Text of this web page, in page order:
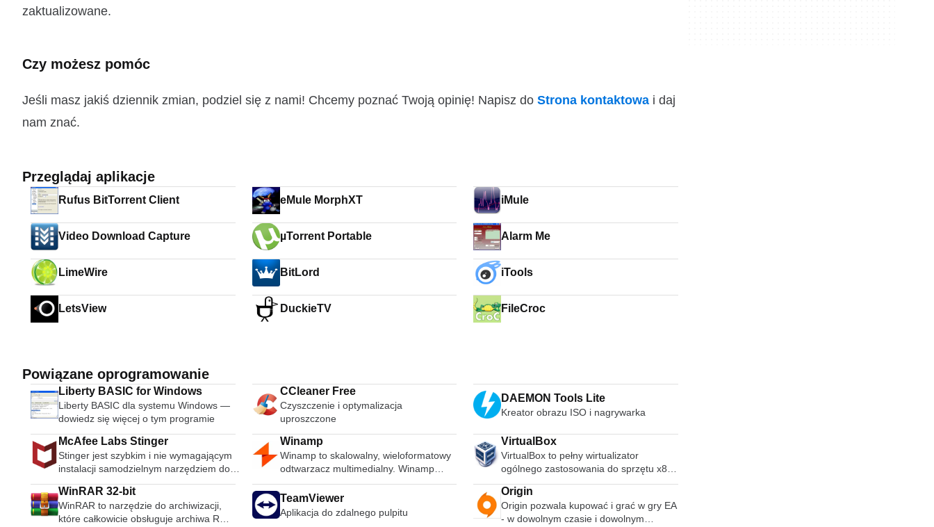
zaktualizowane.
Czy możesz pomóc
Jeśli masz jakiś dziennik zmian, podziel się z nami! Chcemy poznać Twoją opinię! Napisz do Strona kontaktowa i daj
nam znać.
Przeglądaj aplikacje
Rufus BitTorrent Client eMule MorphXT iMule
Video Download Capture µTorrent Portable Alarm Me
LimeWire BitLord iTools
LetsView DuckieTV FileCroc
Powiązane oprogramowanie
Liberty BASIC for Windows
Liberty BASIC dla systemu Windows —
dowiedz się więcej o tym programie
CCleaner Free
Czyszczenie i optymalizacja
uproszczone
DAEMON Tools Lite
Kreator obrazu ISO i nagrywarka
McAfee Labs Stinger
Stinger jest szybkim i nie wymagającym
instalacji samodzielnym narzędziem do
wykrywania i usuwania powszechnego
złośliwego oprogramowania i zagrożeń,
idealne, jeśli komputer jest już
zainfekowany. Chociaż Stinger nie
Winamp
Winamp to skalowalny, wieloformatowy
odtwarzacz multimedialny. Winamp
obsługuje szeroką gamę współczesnych
i specjalistycznych formatów plików
muzycznych, w tym MIDI, MOD,
warstwy audio 1 i 2 MPEG-1, AAC,
VirtualBox
VirtualBox to pełny wirtualizator
ogólnego zastosowania do sprzętu x86.
Jest to jedyne profesjonalne
rozwiązanie do wirtualizacji, które jest
także oprogramowaniem typu open
source, przeznaczone do użytku na
WinRAR 32-bit
WinRAR to narzędzie do archiwizacji,
które całkowicie obsługuje archiwa RAR
TeamViewer
Aplikacja do zdalnego pulpitu
Origin
Origin pozwala kupować i grać w gry EA
- w dowolnym czasie i dowolnym